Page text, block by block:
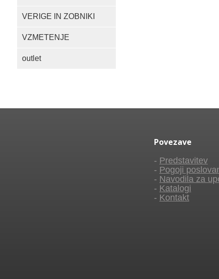
VERIGE IN ZOBNIKI
VZMETENJE
outlet
Povezave
- Predstavitev
- Pogoji
- Navodila za
- Katalogi
- Kontakt